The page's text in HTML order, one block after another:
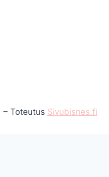
Toteutus Sivubisnes.fi